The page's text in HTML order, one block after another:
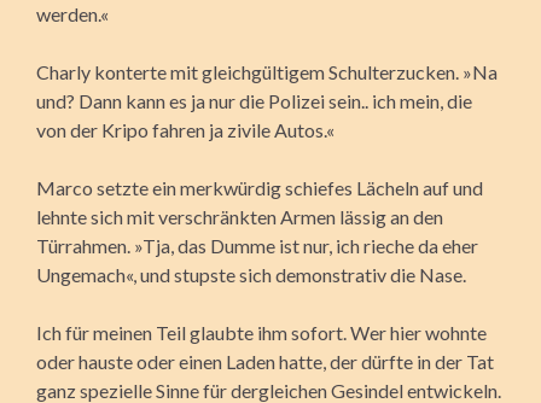
werden.«
Charly konterte mit gleichgültigem Schulterzucken. »Na
und? Dann kann es ja nur die Polizei sein.. ich mein, die
von der Kripo fahren ja zivile Autos.«
Marco setzte ein merkwürdig schiefes Lächeln auf und
lehnte sich mit verschränkten Armen lässig an den
Türrahmen. »Tja, das Dumme ist nur, ich rieche da eher
Ungemach«, und stupste sich demonstrativ die Nase.
Ich für meinen Teil glaubte ihm sofort. Wer hier wohnte
oder hauste oder einen Laden hatte, der dürfte in der Tat
ganz spezielle Sinne für dergleichen Gesindel entwickeln.